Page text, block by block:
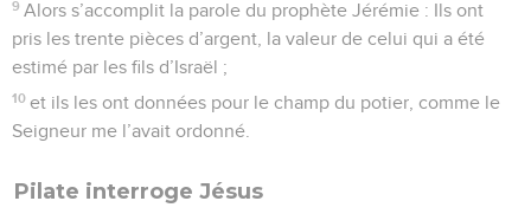
9 Alors s’accomplit la parole du prophète Jérémie : Ils ont
pris les trente pièces d’argent, la valeur de celui qui a été
estimé par les fils d’Israël ;
10 et ils les ont données pour le champ du potier, comme le
Seigneur me l’avait ordonné.
Pilate interroge Jésus